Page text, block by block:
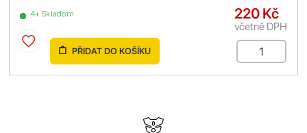
4+ Skladem 220 Kč
včetně DPH
PŘIDAT DO KOŠÍKU